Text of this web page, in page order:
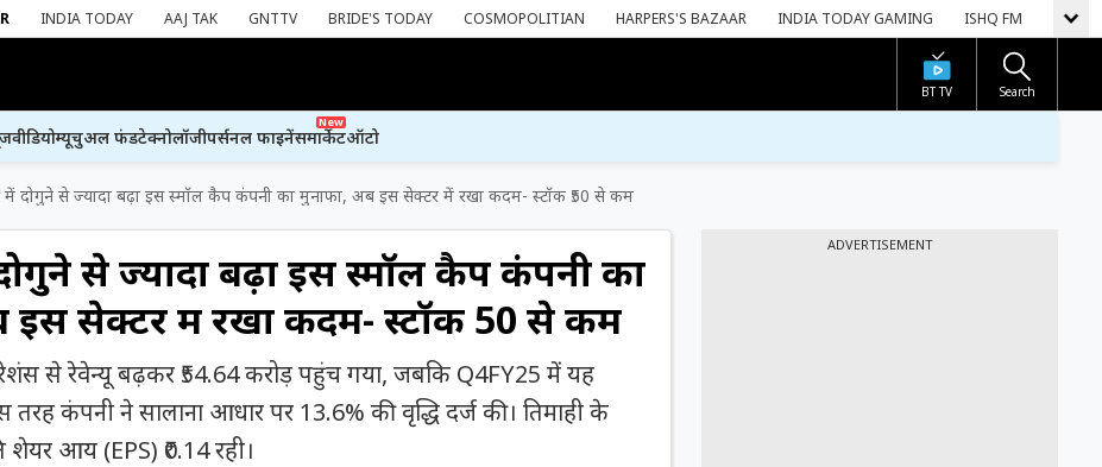
INDIA TODAY AAJ TAK GNTTV BRIDE'S TODAY COSMOPOLITIAN HARPERS'S BAZAAR INDIA TODAY GAMING ISHQ FM
BT TV Search
वीडियोम्यूचुअल फंडटेक्नोलॉजीपर्सनल फाइनेंस
New
मार्केटऑटो
दोगुने से ज्यादा बढ़ा इस स्मॉल कैप कंपनी का मुनाफा, अब इस सेक्टर में रखा कदम- स्टॉक ₹50 से कम
से ज्यादा बढ़ा इस स्मॉल कैप कंपनी का
इस सेक्टर में रखा कदम- स्टॉक ₹50 से कम
से रेवेन्यू बढ़कर ₹54.64 करोड़ पहुंच गया, जबकि Q4FY25 में यह
तरह कंपनी ने सालाना आधार पर 13.6% की वृद्धि दर्ज की। तिमाही के
शेयर आय (EPS) ₹0.14 रही।
ADVERTISEMENT